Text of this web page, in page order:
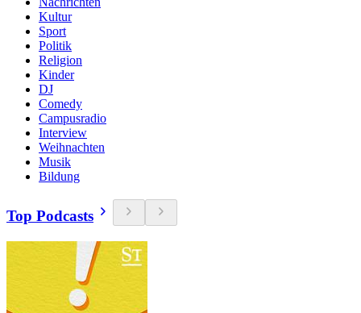
Kultur
Sport
Politik
Religion
Kinder
DJ
Comedy
Campusradio
Interview
Weihnachten
Musik
Bildung
Top Podcasts